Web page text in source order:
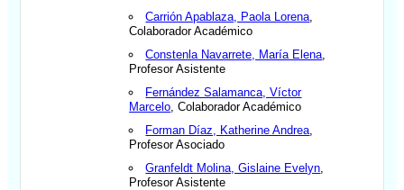
Carrión Apablaza, Paola Lorena
Colaborador Académico
Constenla Navarrete, María Elena
Profesor Asistente
Fernández Salamanca, Víctor
Marcelo , Colaborador Académico
Forman Díaz, Katherine Andrea
Profesor Asociado
Granfeldt Molina, Gislaine Evelyn
Profesor Asistente